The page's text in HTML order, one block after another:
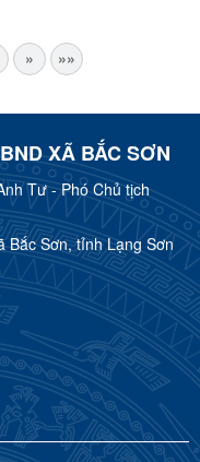
» »»
XÃ BẮC SƠN
Tư - Phó Chủ tịch
Bắc Sơn, tỉnh Lạng Sơn